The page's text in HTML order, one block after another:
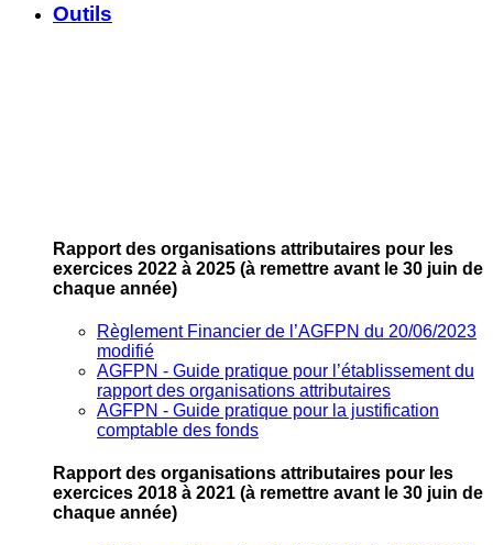
Outils
Rapport des organisations attributaires pour les
exercices 2022 à 2025 (à remettre avant le 30 juin de
chaque année)
Règlement Financier de l’AGFPN du 20/06/2023
modifié
AGFPN ‐ Guide pratique pour l’établissement du
rapport des organisations attributaires
AGFPN ‐ Guide pratique pour la justification
comptable des fonds
Rapport des organisations attributaires pour les
exercices 2018 à 2021 (à remettre avant le 30 juin de
chaque année)